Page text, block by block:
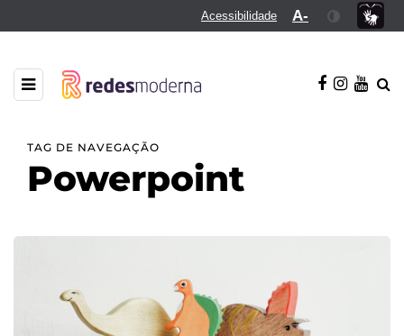
Acessibilidade A-
TAG DE NAVEGAÇÃO
Powerpoint